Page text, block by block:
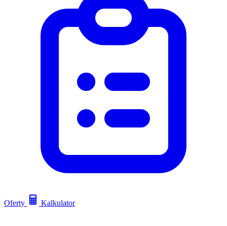
Oferty Kalkulator